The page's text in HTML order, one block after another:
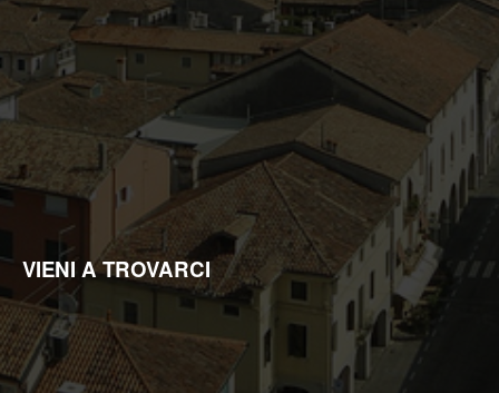
attività economica e per lo svolgimento dell'attività della nostra
Agenzia in relazione all'assolvimento, da parte nostra, delle
obbligazioni contrattuali assunte nei Suoi confronti;
I dati potranno essere comunicati, ove necessario, a Agenzie
di recupero crediti e soggetti iscritti nell'albo degli avvocati o a
enti pubblici per informazioni richieste dagli stessi o da soggetti
all'uopo incaricati da questi ultimi per l'ottenimento di
finanziamenti pubblici;
Il Titolare del trattamento è "Studio 2L Immobiliare di Lacriola
Lucrezia".
Ai sensi dell'art.7 del suddetto D.Lgs.196/2003, Lei ha il diritto di
conoscere, in ogni momento, quali sono i Suoi dati presso la
nostra Agenzia rivolgendosi, direttamente o per il tramite di un
suo delegato, al Titolare del trattamento; ha inoltre il diritto di
farli aggiornare, integrare, rettificare o cancellare, di chiederne
il blocco e di opporsi al loro trattamento. Più precisamente, la
cancellazione e il blocco riguardano i dati trattati in violazione di
legge. Per l'integrazione occorre vantare un interesse.
L'opposizione può essere sempre esercitata nei riguardi del
materiale commerciale pubblicitario, della vendita diretta o delle
ricerche di mercato; negli altri casi, l'opposizione presuppone
un motivo legittimo.
VIENI A TROVARCI